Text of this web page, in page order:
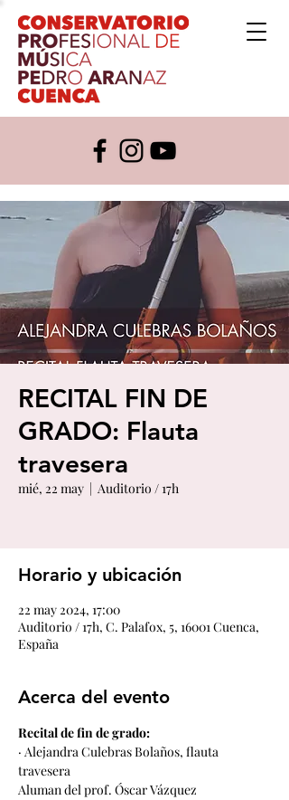
RECITAL FIN DE
GRADO: Flauta
travesera
mié, 22 may
  |
Auditorio / 17h
Horario y ubicación
22 may 2024, 17:00
Auditorio / 17h, C. Palafox, 5, 16001 Cuenca,
España
Acerca del evento
Recital de fin de grado:
· Alejandra Culebras Bolaños, flauta
travesera
Aluman del prof. Óscar Vázquez